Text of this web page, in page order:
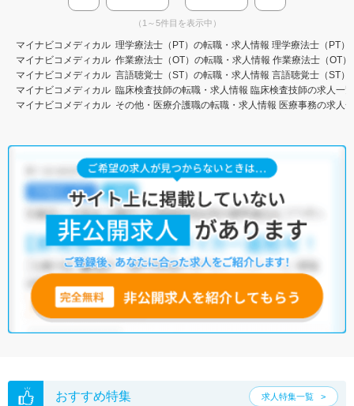
（1～5件目を表示中）
マイナビコメディカル 理学療法士（PT）の転職・求人情報 理学療法士（PT）
マイナビコメディカル 作業療法士（OT）の転職・求人情報 作業療法士（OT
マイナビコメディカル 言語聴覚士（ST）の転職・求人情報 言語聴覚士（ST）
マイナビコメディカル 臨床検査技師の転職・求人情報 臨床検査技師の求人一覧
マイナビコメディカル その他・医療介護職の転職・求人情報 医療事務の求人
おすすめ特集 求人特集一覧